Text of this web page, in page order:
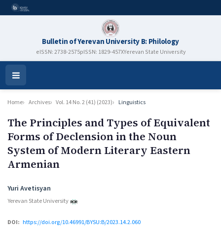
Bulletin of Yerevan University B: Philology
eISSN: 2738-2575pISSN: 1829-457XYerevan State University
Open
Menu
Home Archives Vol. 14 No. 2 (41) (2023) Linguistics
The Principles and Types of Equivalent
Forms of Declension in the Noun
System of Modern Literary Eastern
Armenian
Authors
Yuri Avetisyan
Yerevan State University
DOI: https://doi.org/10.46991/BYSU:B/2023.14.2.060